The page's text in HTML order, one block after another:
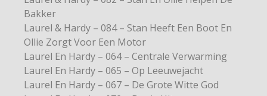
Bakker
Laurel & Hardy – 084 – Stan Heeft Een Boot En
Ollie Zorgt Voor Een Motor
Laurel En Hardy – 064 – Centrale Verwarming
Laurel En Hardy – 065 – Op Leeuwejacht
Laurel En Hardy – 067 – De Grote Witte God